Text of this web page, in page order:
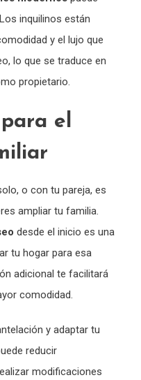
inquilinos están
y el lujo que
lo que se traduce en
propietario.
el
o con tu pareja, es
ampliar tu familia.
desde el inicio es una
tu hogar para esa
adicional te facilitará
comodidad.
y adaptar tu
reducir
modificaciones